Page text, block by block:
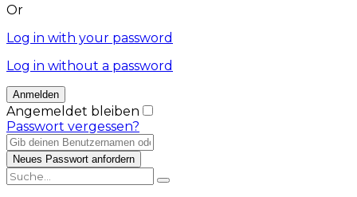
Or
Log in with your password
Log in without a password
Angemeldet bleiben
Passwort vergessen?